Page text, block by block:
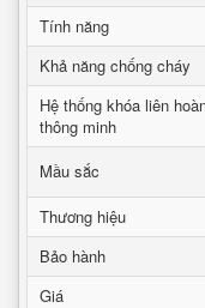
Tính năng
Khả năng chống cháy
Hệ thống khóa liên
thông minh
Mầu sắc
Thương hiệu
Bảo hành
Giá